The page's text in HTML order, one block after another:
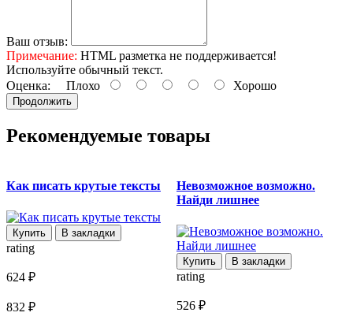
Ваш отзыв:
Примечание: HTML разметка не поддерживается!
Используйте обычный текст.
Оценка: Плохо Хорошо
Продолжить
Рекомендуемые товары
Как писать крутые тексты
Купить В закладки
rating
624 ₽
832 ₽
Невозможное возможно.
Найди лишнее
Купить В закладки
rating
526 ₽